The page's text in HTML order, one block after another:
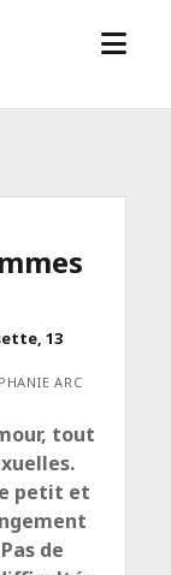
open
13
ARC
tout
petit et
de